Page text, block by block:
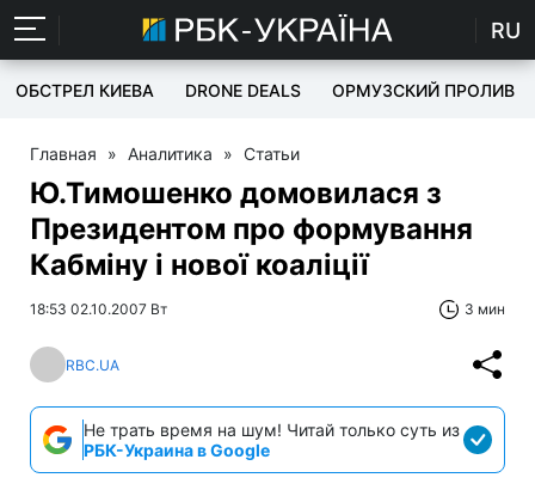
RU
ОБСТРЕЛ КИЕВА DRONE DEALS ОРМУЗСКИЙ ПРОЛИВ
Главная » Аналитика » Статьи
Ю.Тимошенко домовилася з
Президентом про формування
Кабміну і нової коаліції
18:53 02.10.2007 Вт 3 мин
RBC.UA
Не трать время на шум! Читай только суть из
РБК-Украина в Google